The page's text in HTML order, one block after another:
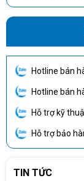
Cấu hình, hiệu
ứng nhu cầu sử
Hotline bán
Hotline bán
Hỗ trợ kỹ
Hỗ trợ bảo
TIN TỨC